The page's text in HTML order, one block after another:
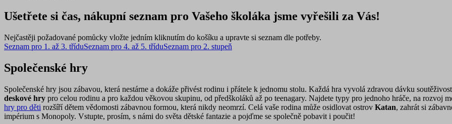
Ušetřete si čas, nákupní seznam pro Vašeho školáka jsme vyřešili za Vás!
Nejčastěji požadované pomůcky vložte jedním kliknutím do košíku a upravte si seznam dle potřeby.
Seznam pro 1. až 3. tříduSeznam pro 4. až 5. tříduSeznam pro 2. stupeň
Společenské hry
Společenské hry jsou zábavou, která nestárne a dokáže přivést rodinu i přátele k jednomu stolu. Každá hra vyvolá zdravou dávku
deskové hry pro celou rodinu a pro každou věkovou skupinu, od předškoláků až po teenagary. Najdete typy pro jednoho hráče, na rozvoj
hry pro děti rozšíří dětem vědomosti zábavnou formou, která nikdy neomrzí. Celá vaše rodina může osidlovat ostrov Katan, zahrát si
impérium s Monopoly. Vstupte, prosím, s námi do světa dětské fantazie a pojďme se společně pobavit i poučit!